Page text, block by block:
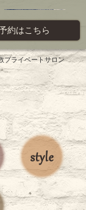
約はこちら
プライベートサロン